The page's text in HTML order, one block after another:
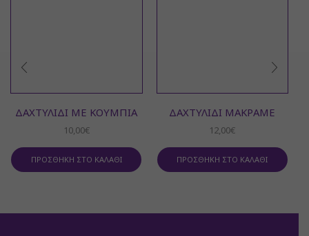
ΔΑΧΤΥΛΊΔΙ ΜΕ ΚΟΥΜΠΙΆ
10,00€
ΠΡΟΣΘΉΚΗ ΣΤΟ ΚΑΛΆΘΙ
ΔΑΧΤΥΛΊΔΙ ΜΑΚΡΑΜΈ
12,00€
ΠΡΟΣΘΉΚΗ ΣΤΟ ΚΑΛΆΘΙ